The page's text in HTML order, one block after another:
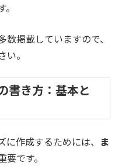
掲載していますので、
。
書き方：基本と
作成するためには、 ま
要です。